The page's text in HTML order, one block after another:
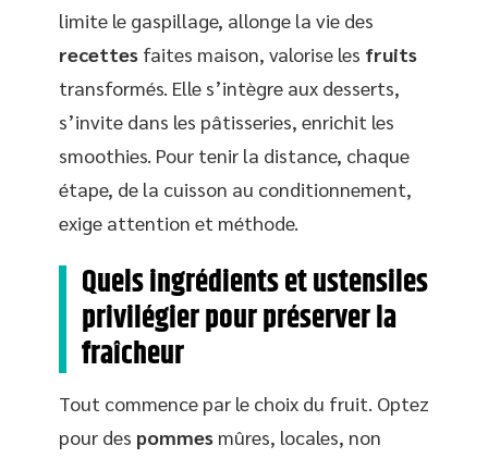
limite le gaspillage, allonge la vie des
recettes faites maison, valorise les fruits
transformés. Elle s’intègre aux desserts,
s’invite dans les pâtisseries, enrichit les
smoothies. Pour tenir la distance, chaque
étape, de la cuisson au conditionnement,
exige attention et méthode.
Quels ingrédients et ustensiles
privilégier pour préserver la
fraîcheur
Tout commence par le choix du fruit. Optez
pour des pommes mûres, locales, non